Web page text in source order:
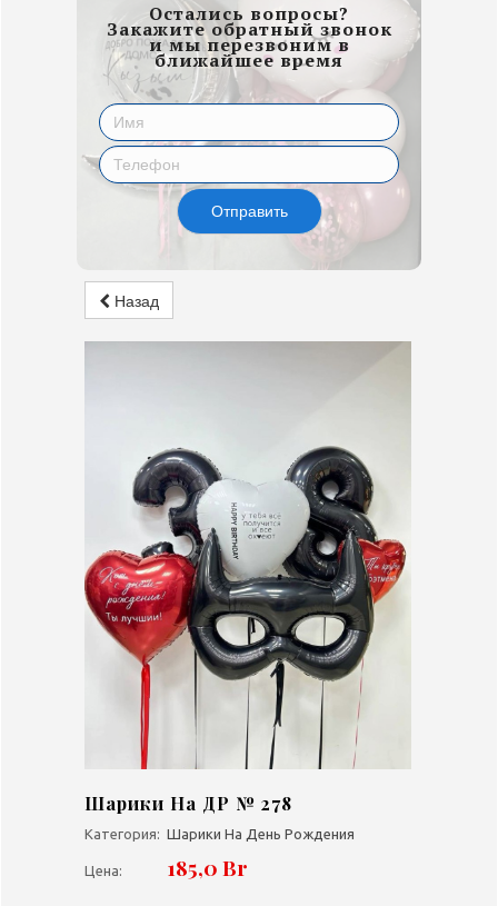
Остались вопросы?
Закажите обратный звонок
и мы перезвоним в
ближайшее время
Отправить
Назад
Шарики На ДР № 278
Категория: Шарики На День Рождения
Цена: 185,0 Br